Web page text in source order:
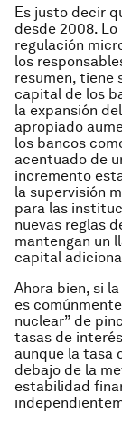
Es justo decir
desde 2008.
regulación
los
resumen, tiene
capital de los
la expansión
apropiado
los bancos
acentuado de
incremento
la supervisión
para las
nuevas reglas
mantengan un
capital
Ahora bien, si
es
nuclear” de
tasas de
aunque la tasa
debajo de la
estabilidad